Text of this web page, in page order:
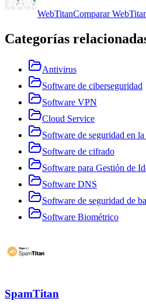
WebTitanComparar
Categorías
Antivirus
Software de ciberseguridad
Software VPN
Cloud Service
Software de seguridad en
Software de cifrado
Software para Gestión de
Software DNS
Software de seguridad de
Software Biométrico
SpamTitan